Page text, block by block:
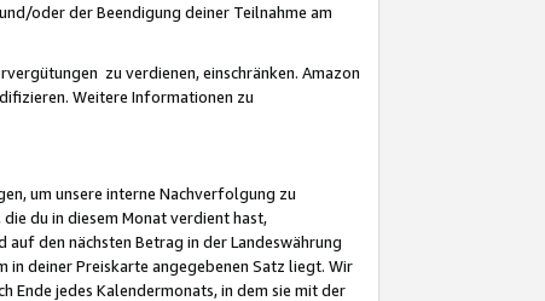
oder der Beendigung deiner Teilnahme am
zu verdienen, einschränken. Amazon
Weitere Informationen zu
um unsere interne Nachverfolgung zu
du in diesem Monat verdient hast,
den nächsten Betrag in der Landeswährung
deiner Preiskarte angegebenen Satz liegt. Wir
Ende jedes Kalendermonats, in dem sie mit der